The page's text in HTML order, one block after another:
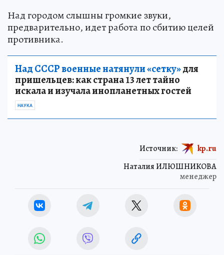
Над городом слышны громкие звуки,
предварительно, идет работа по сбитию целей
противника.
Над СССР военные натянули «сетку»для
пришельцев: как страна 13 лет тайно
искала и изучала инопланетных гостей
НАУКА
Наталия ИЛЮШНИКОВА
менеджер
Источник: kp.ru